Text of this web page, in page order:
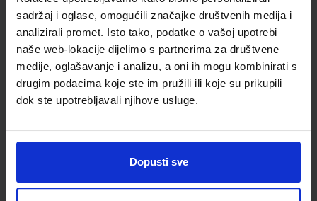
sadržaj i oglase, omogućili značajke društvenih medija i
analizirali promet. Isto tako, podatke o vašoj upotrebi
naše web-lokacije dijelimo s partnerima za društvene
medije, oglašavanje i analizu, a oni ih mogu kombinirati s
drugim podacima koje ste im pružili ili koje su prikupili
dok ste upotrebljavali njihove usluge.
Dopusti sve
sadržajima u drugom razredu gimnazije
Autor(i):Paar Hrlec Sambolek Vadlja Rešetar
Nakladnik: ŠKOLSKA KNJIGA d.d. Registarski broj ministarstva:7009
SKU: 567658 CIJENA:
ŠIFRA OMOTA:
Udžbenik
razredu srednjih škola s četverogodišnjim programom fizike